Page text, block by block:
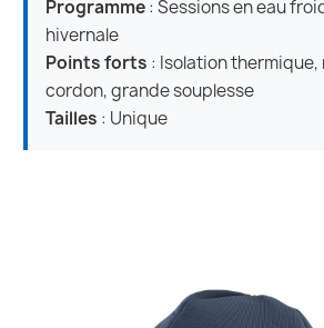
Programme: Sessions en eau
hivernale
Points forts : Isolation
cordon, grande souplesse
Tailles : Unique